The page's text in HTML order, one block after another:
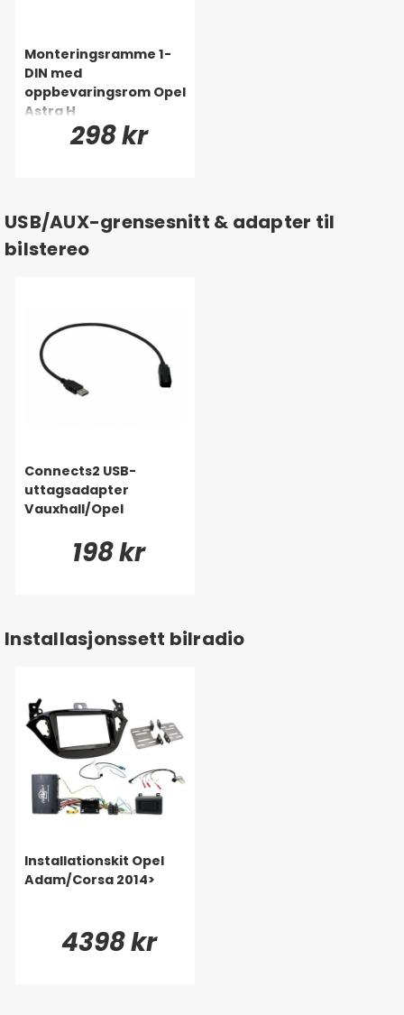
Monteringsramme 1-
DIN med
oppbevaringsrom Opel
Astra H
298 kr
USB/AUX-grensesnitt & adapter til
bilstereo
Connects2 USB-
uttagsadapter
Vauxhall/Opel
198 kr
Installasjonssett bilradio
Installationskit Opel
Adam/Corsa 2014>
4398 kr